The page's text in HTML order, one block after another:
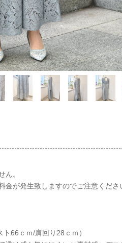
ん。
が発生致しますのでご注意くださ
66ｃｍ/肩回り28ｃｍ）